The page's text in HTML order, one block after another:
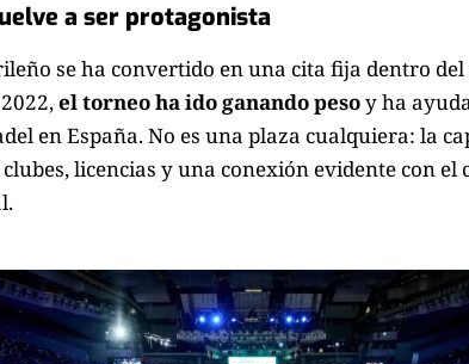
a ser protagonista
se ha convertido en una cita fija dentro
el torneo ha ido ganando pesoy ha
en España. No es una plaza cualquiera: la
licencias y una conexión evidente con el